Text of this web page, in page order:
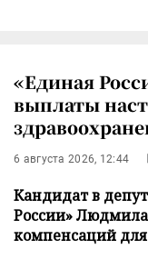
«Единая
выплаты
6 августа 2026, 12:44
Кандидат в
России»
компенсаций